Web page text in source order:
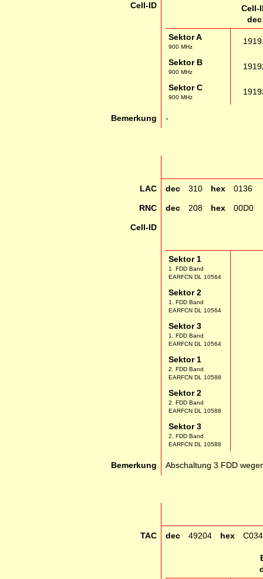
Cell-ID
Cell-
dec
Sektor A
900 MHz
Sektor B
900 MHz
Sektor C
900 MHz
Bemerkung -
LAC dec 310 hex 0136
RNC dec 208 hex 00D0
Cell-ID
Sektor 1
1. FDD Band
EARFCN DL 10564
Sektor 2
1. FDD Band
EARFCN DL 10564
Sektor 3
1. FDD Band
EARFCN DL 10564
Sektor 1
2. FDD Band
EARFCN DL 10588
Sektor 2
2. FDD Band
EARFCN DL 10588
Sektor 3
2. FDD Band
EARFCN DL 10588
Bemerkung Abschaltung 3.FDD
TAC dec 49204 hex C034